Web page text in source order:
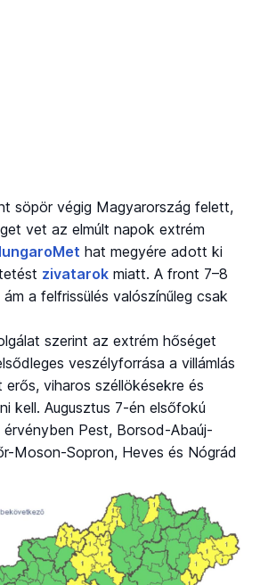
söpör végig Magyarország felett,
vet az elmúlt napok extrém
hat megyére adott ki
zivatarok miatt. A front 7–8
a felfrissülés valószínűleg csak
szerint az extrém hőséget
veszélyforrása a villámlás
viharos széllökésekre és
kell. Augusztus 7-én elsőfokú
Pest, Borsod-Abaúj-
Moson-Sopron, Heves és Nógrád